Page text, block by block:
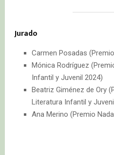
Jurado
Carmen Posadas
Mónica Rodríguez
Infantil y Juvenil 2024)
Beatriz Giménez de Ory
Literatura Infantil y
Ana Merino (Premio